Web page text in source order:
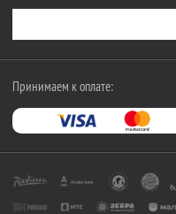
Принимаем к оплате: